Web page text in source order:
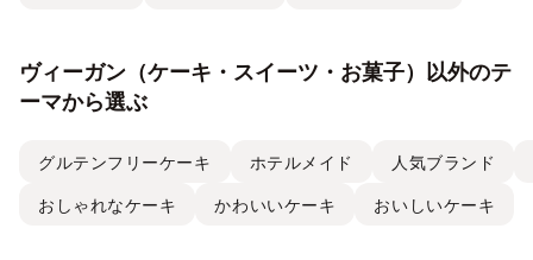
ヴィーガン（ケーキ・スイーツ・お菓子）以外のテ
ーマから選ぶ
グルテンフリーケーキ ホテルメイド 人気ブランド
おしゃれなケーキ かわいいケーキ おいしいケーキ